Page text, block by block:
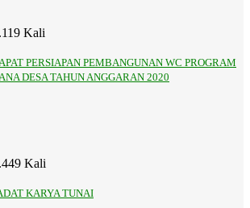
Kali
PERSIAPAN PEMBANGUNAN WC PROGRAM
DESA TAHUN ANGGARAN 2020
Kali
KARYA TUNAI